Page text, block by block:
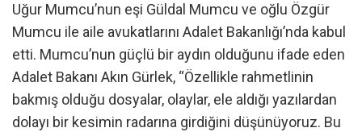
Uğur Mumcu’nun eşi Güldal Mumcu ve oğlu Özgür
Mumcu ile aile avukatlarını Adalet Bakanlığı’nda kabul
etti. Mumcu’nun güçlü bir aydın olduğunu ifade eden
Adalet Bakanı Akın Gürlek, “Özellikle rahmetlinin
bakmış olduğu dosyalar, olaylar, ele aldığı yazılardan
dolayı bir kesimin radarına girdiğini düşünüyoruz. Bu